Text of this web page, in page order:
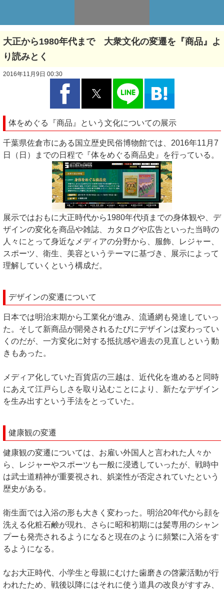
大正から1980年代まで 大衆文化の変遷を『商品』よ
り読みとく
2016年11月9日 00:30
体をめぐる『商品』という文化についての展示
千葉県佐倉市にある国立歴史民俗博物館では、2016年11月7
日（日）までの日程で『体をめぐる商品史』を行っている。
展示ではおもに大正時代から1980年代頃までの身体観や、デ
ザインの変化を商品や雑誌、カタログや広告といった当時の
人々にとって身近なメディアの分野から、服飾、レジャー、
スポーツ、衛生、美容というテーマに基づき、展示によって
理解していくという構成だ。
デザインの変遷について
日本では明治末期から工業化が進み、流通網も発達していっ
た。そして新商品が開発されるたびにデザインは変わってい
くのだが、一方変化に対する抵抗感や過去の見直しという動
きもあった。
メディア化していた百貨店の三越は、近代化を進めると同時
にあえて江戸らしさを取り込むことにより、新たなデザイン
を生み出すという手法をとっていた。
健康観の変遷
健康観の変遷については、お雇い外国人と言われた人々か
ら、レジャーやスポーツも一般に浸透していったが、戦時中
は武士道精神が重要視され、娯楽性が否定されていたという
歴史がある。
衛生面では入浴の形も大きく変わった。明治20年代から顔を
洗える化粧石鹸が現れ、さらに昭和初期には髪専用のシャン
プーも発売されるようになると現在のように頻繁に入浴をす
るようになる。
なお大正時代、小学生と母親にむけた歯磨きの啓蒙活動が行
われたため、戦後以降にはそれに使う道具の改良がすすみ、